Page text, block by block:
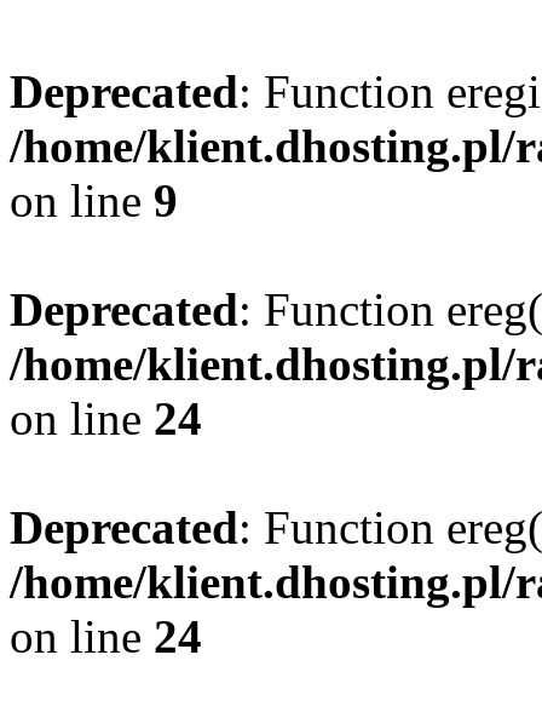
Deprecated: Function
/home/klient.dhosting.pl/
on line 9
Deprecated: Function
/home/klient.dhosting.pl/
on line 24
Deprecated: Function
/home/klient.dhosting.pl/
on line 24